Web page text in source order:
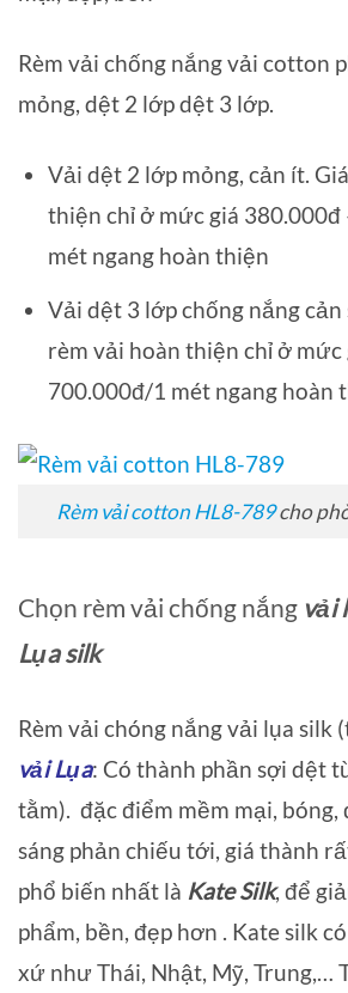
Rèm vải chống nắng vải cotton
mỏng, dệt 2 lớp dệt 3 lớp.
Vải dệt 2 lớp mỏng, cản ít.
thiện chỉ ở mức giá
mét ngang hoàn thiện
Vải dệt 3 lớp chống nắng cản
rèm vải hoàn thiện chỉ ở mức
700.000đ/1 mét ngang hoàn
Rèm vải cotton HL8-789cho
Chọn rèm vải chống nắng vải
Lụa silk
Rèm vải chóng nắng vải lụa silk
vải Lụa: Có thành phần sợi dệt
tằm). đặc điểm mềm mại, bóng,
sáng phản chiếu tới, giá thành
phổ biến nhất là Kate Silk, để
phẩm, bền, đẹp hơn . Kate silk
xứ như Thái, Nhật, Mỹ, Trung,…